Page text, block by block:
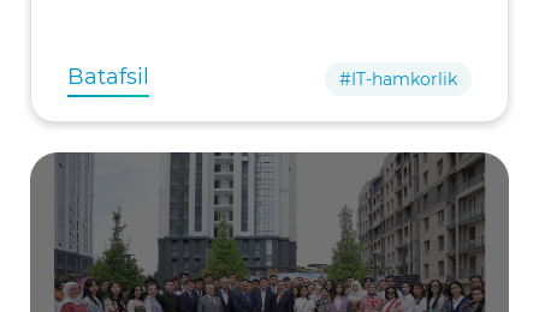
Batafsil #IT-hamkorlik